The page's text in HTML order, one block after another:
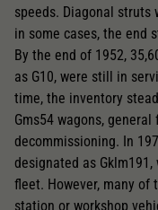
speeds. Diagonal struts
in some cases, the end
By the end of 1952,
as G10, were still in
time, the inventory
Gms54 wagons,
decommissioning. In
designated as
fleet. However, many of
station or workshop